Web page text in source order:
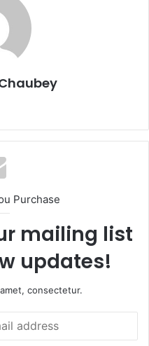
Purchase
mailing list
updates!
consectetur.